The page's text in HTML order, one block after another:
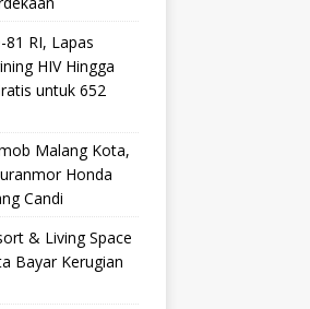
81 RI, Lapas
HIV Hingga
untuk 652
Malang Kota,
Honda
Candi
& Living Space
Bayar Kerugian